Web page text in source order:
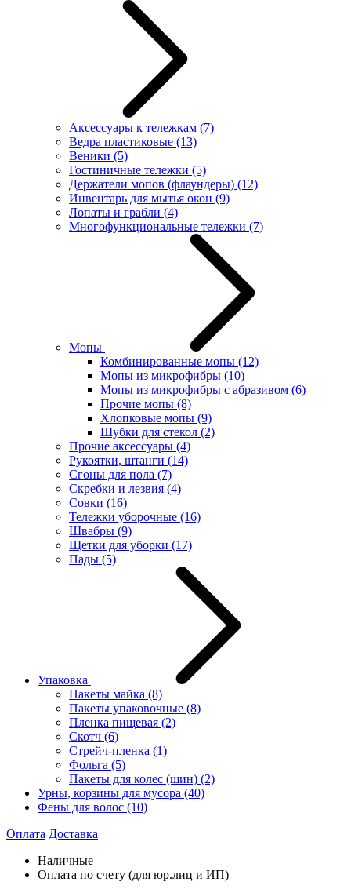
Аксессуары к тележкам (7)
Ведра пластиковые (13)
Веники (5)
Гостиничные тележки (5)
Держатели мопов (флаундеры) (12)
Инвентарь для мытья окон (9)
Лопаты и грабли (4)
Многофункциональные тележки (7)
Мопы
Комбинированные мопы (12)
Мопы из микрофибры (10)
Мопы из микрофибры с абразивом (6)
Прочие мопы (8)
Хлопковые мопы (9)
Шубки для стекол (2)
Прочие аксессуары (4)
Рукоятки, штанги (14)
Сгоны для пола (7)
Скребки и лезвия (4)
Совки (16)
Тележки уборочные (16)
Швабры (9)
Щетки для уборки (17)
Пады (5)
Упаковка
Пакеты майка (8)
Пакеты упаковочные (8)
Пленка пищевая (2)
Скотч (6)
Стрейч-пленка (1)
Фольга (5)
Пакеты для колес (шин) (2)
Урны, корзины для мусора (40)
Фены для волос (10)
Оплата Доставка
Наличные
Оплата по счету (для юр.лиц и ИП)